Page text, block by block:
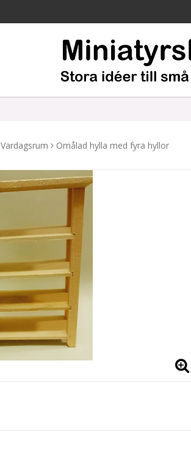
Vardagsrum Omålad hylla med fyra hyllor